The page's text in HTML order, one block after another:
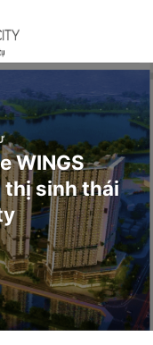
WINGS
thị sinh thái